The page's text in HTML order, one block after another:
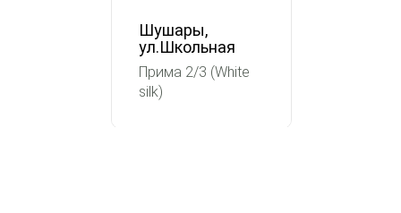
Шушары,
ул.Школьная
Прима 2/3 (White
silk)